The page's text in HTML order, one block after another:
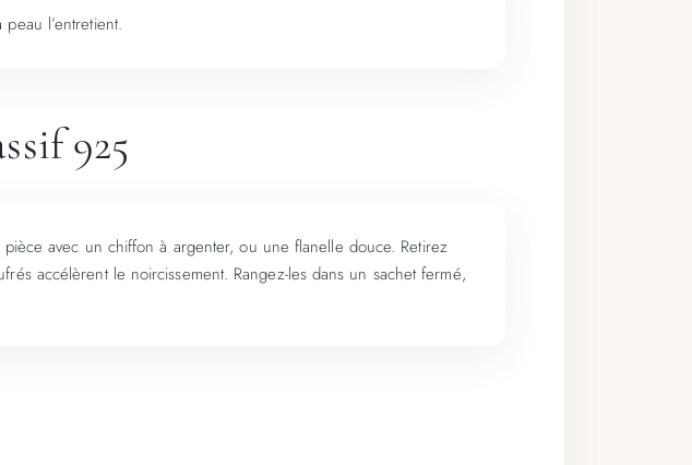
l’entretient.
925
pièce avec un chiffon à argenter, ou une flanelle douce. Retirez
accélèrent le noircissement. Rangez-les dans un sachet fermé,